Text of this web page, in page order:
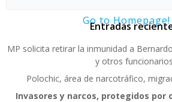
Go to Homepage!
Entradas
MP solicita retirar la inmunidad a
y otros funcionarios
Polochic, área de narcotráfico,
Invasores y narcos, protegidos por